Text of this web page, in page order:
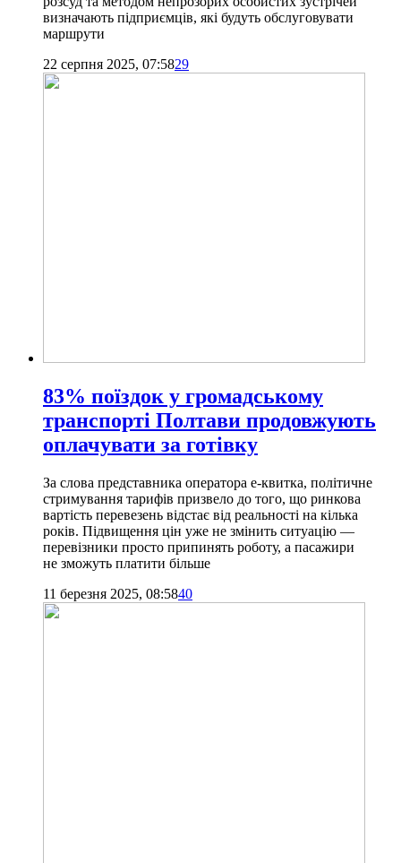
визначають підприємців, які будуть обслуговувати
маршрути
22 серпня 2025, 07:5829
83% поїздок у громадському
транспорті Полтави продовжують
оплачувати за готівку
За слова представника оператора е-квитка, політичне
стримування тарифів призвело до того, що ринкова
вартість перевезень відстає від реальності на кілька
років. Підвищення цін уже не змінить ситуацію —
перевізники просто припинять роботу, а пасажири
не зможуть платити більше
11 березня 2025, 08:5840